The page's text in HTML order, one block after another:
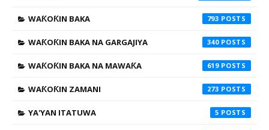
WAƘOƘIN BAKA 793
WAƘOƘIN BAKA NA GARGAJIYA 340
WAƘOƘIN BAKA NA MAWAƘA 619
WAƘOƘIN ZAMANI 273
YA'YAN ITATUWA 5